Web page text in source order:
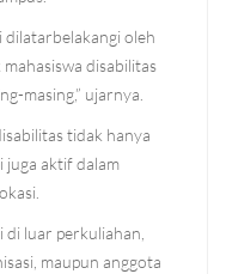
dilatarbelakangi oleh
disabilitas
masing,” ujarnya.
tidak hanya
juga aktif dalam
di luar perkuliahan,
maupun anggota